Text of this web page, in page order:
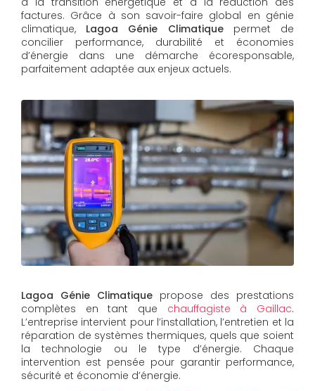
factures. Grâce à son savoir-faire global en génie
climatique, Lagoa Génie Climatiquepermet de
concilier performance, durabilité et économies
d’énergie dans une démarche écoresponsable,
parfaitement adaptée aux enjeux actuels.
Lagoa Génie Climatique propose des prestations
complètes en tant que chauffagiste à Gaillac.
L’entreprise intervient pour l’installation, l’entretien et la
réparation de systèmes thermiques, quels que soient
la technologie ou le type d’énergie. Chaque
intervention est pensée pour garantir performance,
sécurité et économie d’énergie.